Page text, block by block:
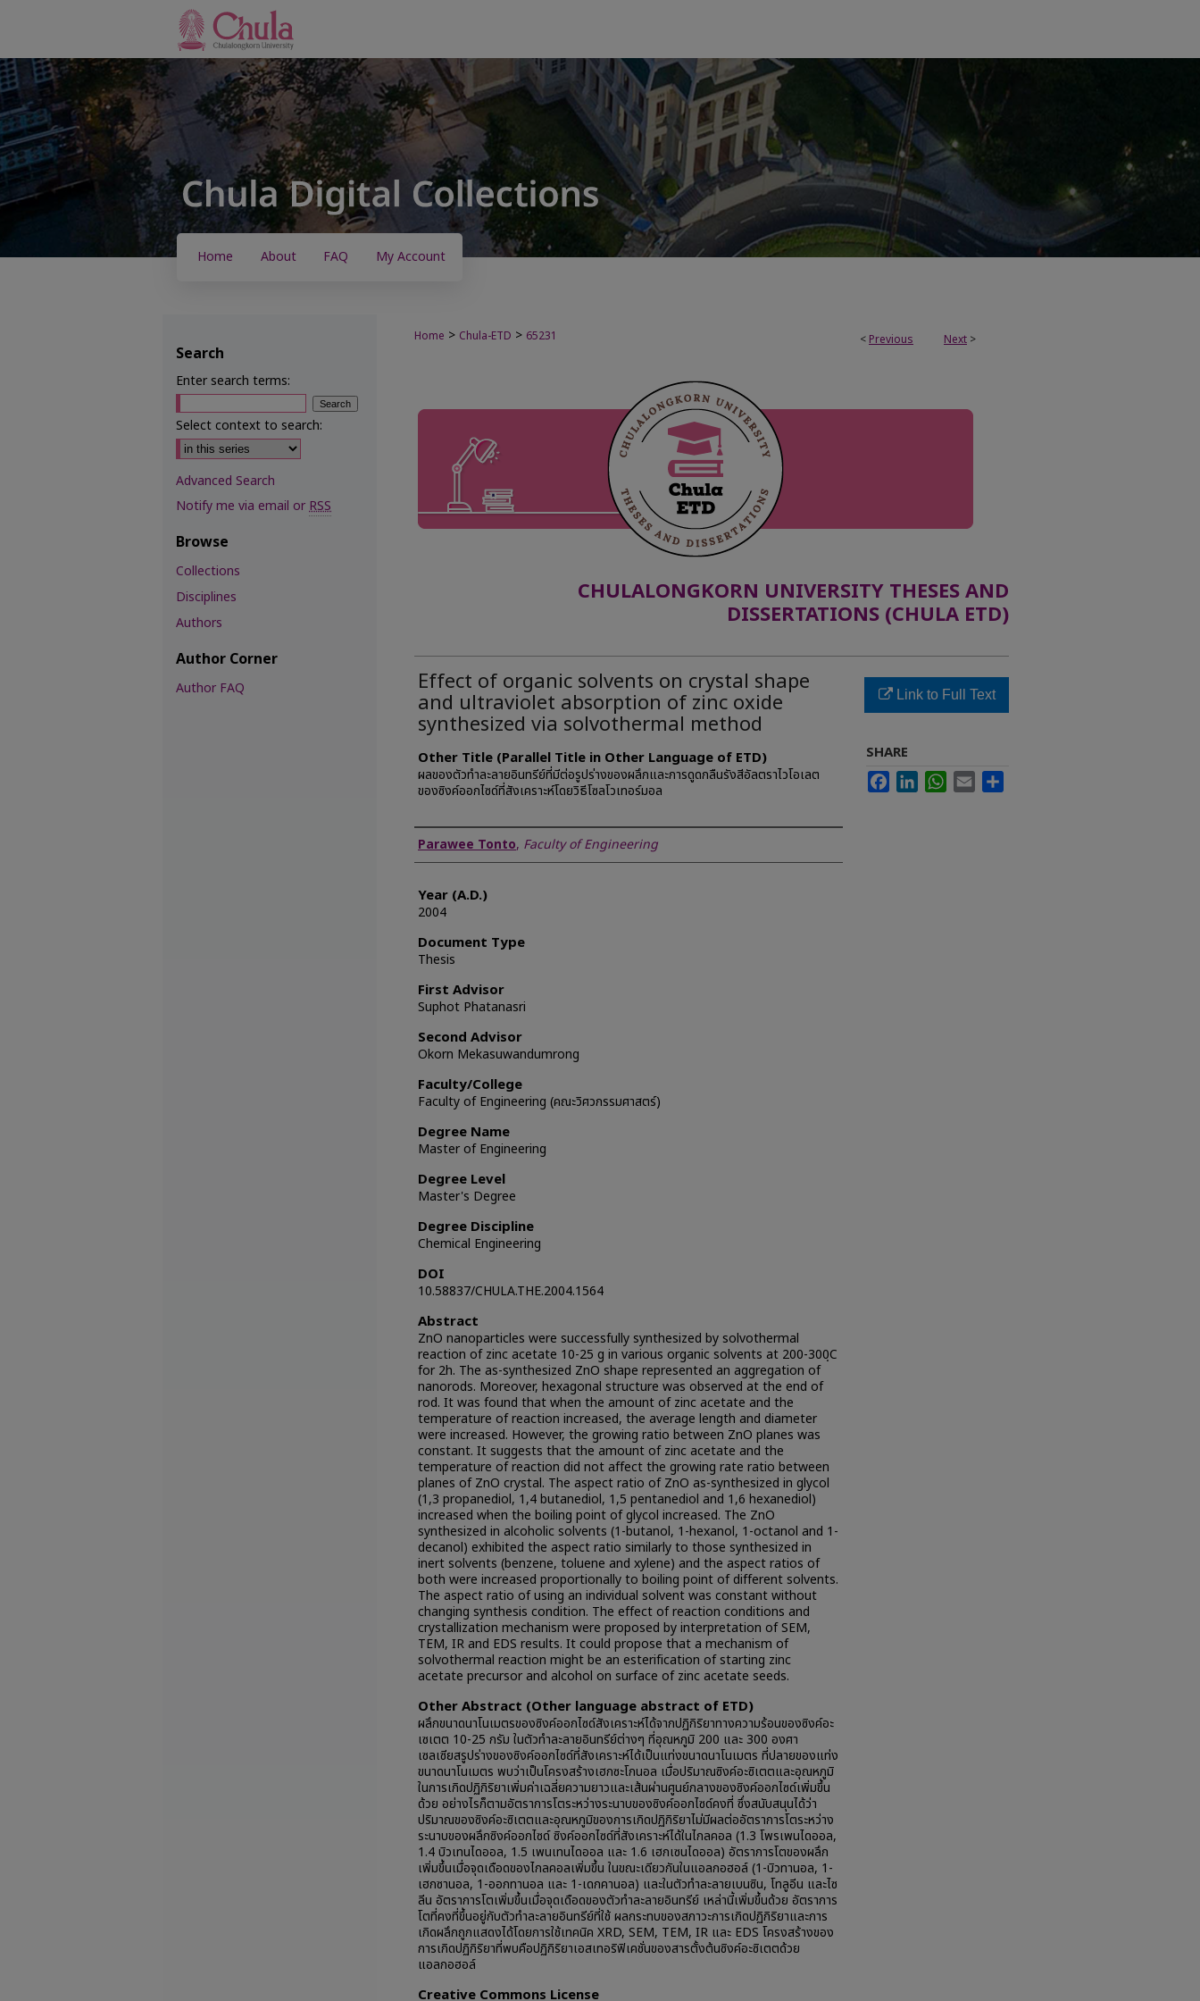
Home About FAQ My Account
< Previous Next >
Home > Chula-ETD > 65231
CHULALONGKORN UNIVERSITY THESES AND
DISSERTATIONS (CHULA ETD)
Effect of organic solvents on crystal shape
and ultraviolet absorption of zinc oxide
synthesized via solvothermal method
Other Title (Parallel Title in Other Language of ETD)
ผลของตัวทำละลายอินทรีย์ที่มีต่อรูปร่างของผลึกและการดูดกลืนรังสีอัลตราไวโอเลต
ของซิงค์ออกไซด์ที่สังเคราะห์โดยวิธีโซลโวเทอร์มอล
Author
Parawee Tonto, Faculty of Engineering
Year (A.D.)
2004
Document Type
Thesis
First Advisor
Suphot Phatanasri
Second Advisor
Okorn Mekasuwandumrong
Faculty/College
Faculty of Engineering (คณะวิศวกรรมศาสตร์)
Degree Name
Master of Engineering
Degree Level
Master's Degree
Degree Discipline
Chemical Engineering
DOI
10.58837/CHULA.THE.2004.1564
Abstract
ZnO nanoparticles were successfully synthesized by solvothermal
reaction of zinc acetate 10-25 g in various organic solvents at 200-300ฺC
for 2h. The as-synthesized ZnO shape represented an aggregation of
nanorods. Moreover, hexagonal structure was observed at the end of
rod. It was found that when the amount of zinc acetate and the
temperature of reaction increased, the average length and diameter
were increased. However, the growing ratio between ZnO planes was
constant. It suggests that the amount of zinc acetate and the
temperature of reaction did not affect the growing rate ratio between
planes of ZnO crystal. The aspect ratio of ZnO as-synthesized in glycol
(1,3 propanediol, 1,4 butanediol, 1,5 pentanediol and 1,6 hexanediol)
increased when the boiling point of glycol increased. The ZnO
synthesized in alcoholic solvents (1-butanol, 1-hexanol, 1-octanol and 1-
decanol) exhibited the aspect ratio similarly to those synthesized in
inert solvents (benzene, toluene and xylene) and the aspect ratios of
both were increased proportionally to boiling point of different solvents.
The aspect ratio of using an individual solvent was constant without
changing synthesis condition. The effect of reaction conditions and
crystallization mechanism were proposed by interpretation of SEM,
TEM, IR and EDS results. It could propose that a mechanism of
solvothermal reaction might be an esterification of starting zinc
acetate precursor and alcohol on surface of zinc acetate seeds.
Other Abstract (Other language abstract of ETD)
ผลึกขนาดนาโนเมตรของซิงค์ออกไซด์สังเคราะห์ได้จากปฏิกิริยาทางความร้อนของซิงค์อะ
เซเตต 10-25 กรัม ในตัวทำละลายอินทรีย์ต่างๆ ที่อุณหภูมิ 200 และ 300 องศา
เซลเซียสรูปร่างของซิงค์ออกไซด์ที่สังเคราะห์ได้เป็นแท่งขนาดนาโนเมตร ที่ปลายของแท่ง
ขนาดนาโนเมตร พบว่าเป็นโครงสร้างเฮกซะโกนอล เมื่อปริมาณซิงค์อะซิเตตและอุณหภูมิ
ในการเกิดปฏิกิริยาเพิ่มค่าเฉลี่ยความยาวและเส้นผ่านศูนย์กลางของซิงค์ออกไซด์เพิ่มขึ้น
ด้วย อย่างไรก็ตามอัตราการโตระหว่างระนาบของซิงค์ออกไซด์คงที่ ซึ่งสนับสนุนได้ว่า
ปริมาณของซิงค์อะซิเตตและอุณหภูมิของการเกิดปฏิกิริยาไม่มีผลต่ออัตราการโตระหว่าง
ระนาบของผลึกซิงค์ออกไซด์ ซิงค์ออกไซด์ที่สังเคราะห์ได้ในไกลคอล (1.3 โพรเพนไดออล,
1.4 บิวเทนไดออล, 1.5 เพนเทนไดออล และ 1.6 เฮกเซนไดออล) อัตราการโตของผลึก
เพิ่มขึ้นเมื่อจุดเดือดของไกลคอลเพิ่มขึ้น ในขณะเดียวกันในแอลกอฮอล์ (1-บิวทานอล, 1-
เฮกซานอล, 1-ออกทานอล และ 1-เดกคานอล) และในตัวทำละลายเบนซิน, โทลูอีน และไซ
ลีน อัตราการโตเพิ่มขึ้นเมื่อจุดเดือดของตัวทำละลายอินทรีย์ เหล่านี้เพิ่มขึ้นด้วย อัตราการ
โตที่คงที่ขึ้นอยู่กับตัวทำละลายอินทรีย์ที่ใช้ ผลกระทบของสภาวะการเกิดปฏิกิริยาและการ
เกิดผลึกถูกแสดงได้โดยการใช้เทคนิค XRD, SEM, TEM, IR และ EDS โครงสร้างของ
การเกิดปฏิกิริยาที่พบคือปฏิกิริยาเอสเทอริฟิเคชั่นของสารตั้งต้นซิงค์อะซิเตตด้วย
แอลกอฮอล์
Creative Commons License
Link to Full Text
SHARE
FacebookLinkedInWhatsApp
Email
Search
Enter search terms:
Select context to search:
Advanced Search
Notify me via email orRSS
Browse
Collections
Disciplines
Authors
Author Corner
Author FAQ